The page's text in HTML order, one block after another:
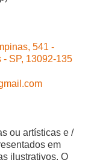
541 -
SP, 13092-135
ou artísticas e /
em
ilustrativos. O